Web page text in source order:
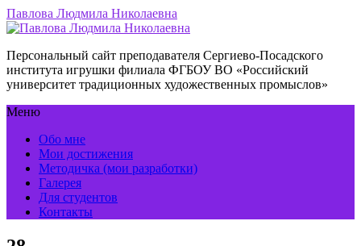
Павлова Людмила Николаевна
Персональный сайт преподавателя Сергиево-Посадского
института игрушки филиала ФГБОУ ВО «Российский
университет традиционных художественных промыслов»
Меню
Обо мне
Мои достижения
Методичка (мои разработки)
Галерея
Для студентов
Контакты